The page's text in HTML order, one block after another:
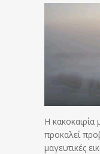
H κακοκαιρία
προκαλεί
μαγευτικές